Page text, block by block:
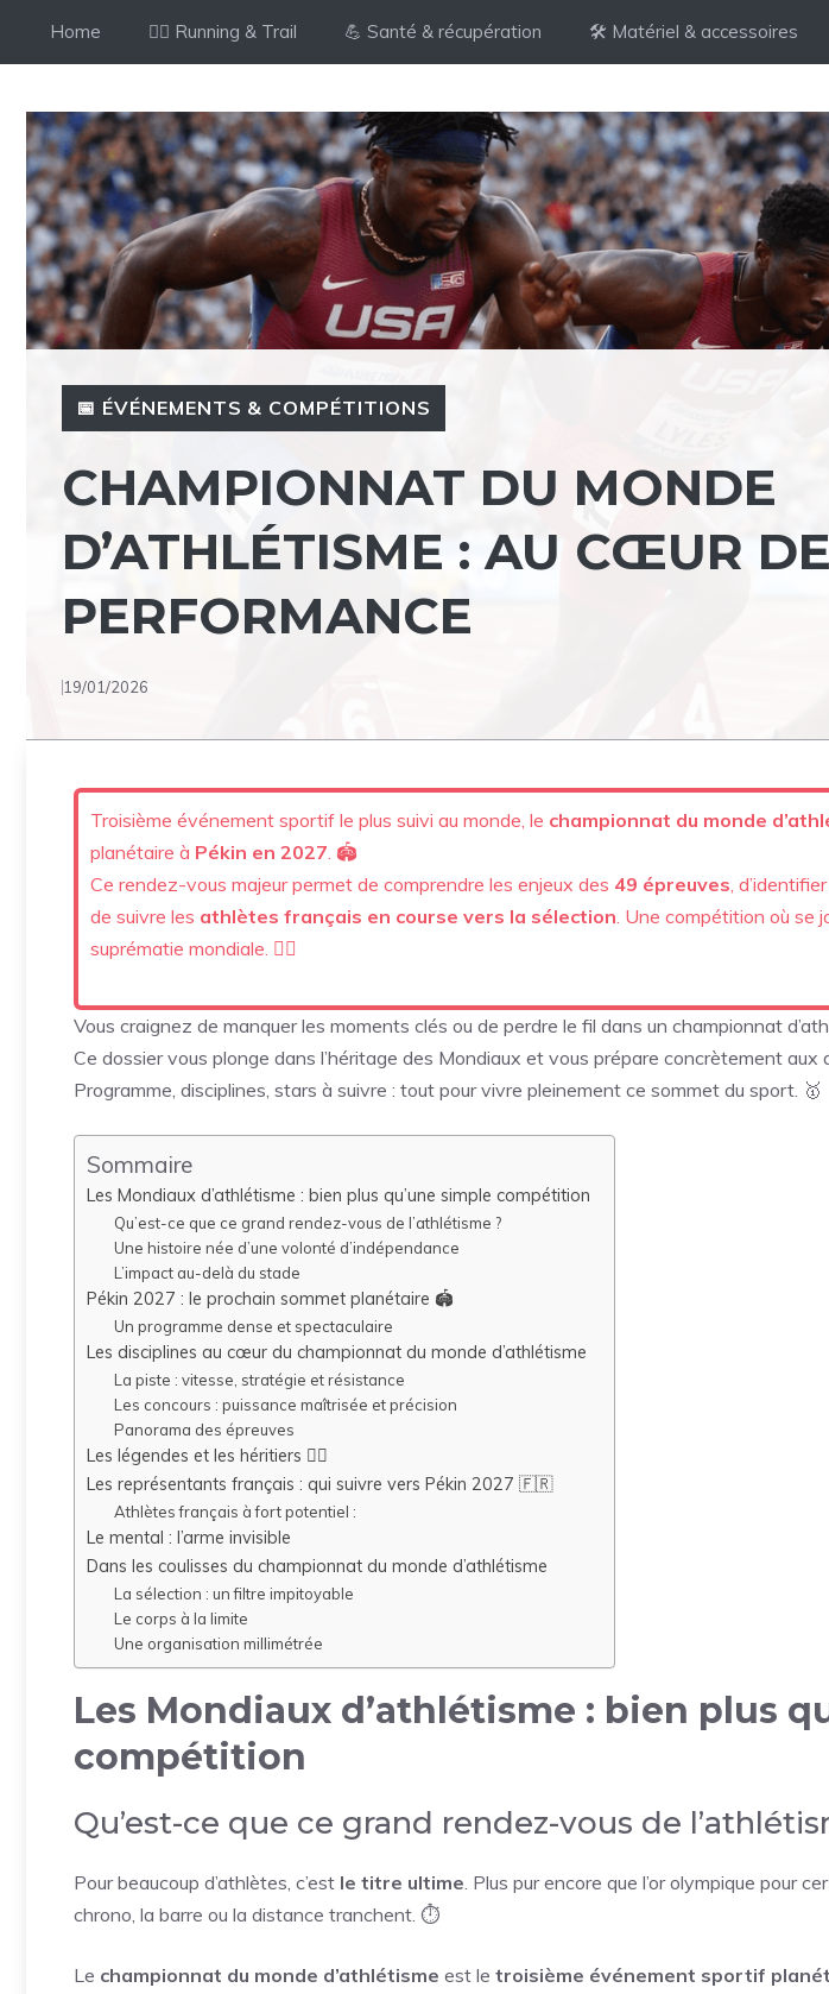
Home 🏃‍♂️ Running & Trail 💪 Santé & récupération 🛠️ Matériel & accessoires
📅 ÉVÉNEMENTS & COMPÉTITIONS
CHAMPIONNAT DU MONDE
D’ATHLÉTISME : AU CŒUR
PERFORMANCE
19/01/2026
Troisième événement sportif le plus suivi au monde, le championnat du monde
planétaire à Pékin en 2027. 🏟️
Ce rendez-vous majeur permet de comprendre les enjeux des 49 épreuves,
de suivre les athlètes français en course vers la sélection. Une compétition où se
suprématie mondiale. 🏃‍♂️
Vous craignez de manquer les moments clés ou de perdre le fil dans un championnat
Ce dossier vous plonge dans l’héritage des Mondiaux et vous prépare concrètement aux
Programme, disciplines, stars à suivre : tout pour vivre pleinement ce sommet du sport. 🥇
Sommaire
Les Mondiaux d’athlétisme : bien plus qu’une simple compétition
Qu’est-ce que ce grand rendez-vous de l’athlétisme ?
Une histoire née d’une volonté d’indépendance
L’impact au-delà du stade
Pékin 2027 : le prochain sommet planétaire 🏟️
Un programme dense et spectaculaire
Les disciplines au cœur du championnat du monde d’athlétisme
La piste : vitesse, stratégie et résistance
Les concours : puissance maîtrisée et précision
Panorama des épreuves
Les légendes et les héritiers 🏃‍♂️
Les représentants français : qui suivre vers Pékin 2027 🇫🇷
Athlètes français à fort potentiel :
Le mental : l’arme invisible
Dans les coulisses du championnat du monde d’athlétisme
La sélection : un filtre impitoyable
Le corps à la limite
Une organisation millimétrée
Les Mondiaux d’athlétisme : bien plus
compétition
Qu’est-ce que ce grand rendez-vous de
Pour beaucoup d’athlètes, c’est le titre ultime. Plus pur encore que l’or olympique pour
chrono, la barre ou la distance tranchent. ⏱️
Le championnat du monde d’athlétisme est le troisième événement sportif